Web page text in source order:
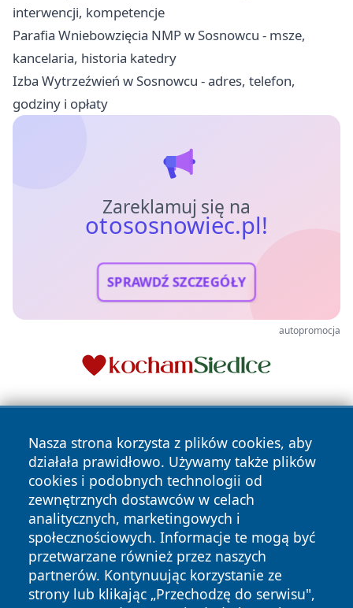
interwencji, kompetencje
Parafia Wniebowzięcia NMP w Sosnowcu - msze,
kancelaria, historia katedry
Izba Wytrzeźwień w Sosnowcu - adres, telefon,
godziny i opłaty
Zareklamuj się na
otososnowiec.pl!
SPRAWDŹ SZCZEGÓŁY
autopromocja
Nasza strona korzysta z plików cookies, aby
działała prawidłowo. Używamy także plików
cookies i podobnych technologii od
zewnętrznych dostawców w celach
analitycznych, marketingowych i
społecznościowych. Informacje te mogą być
przetwarzane również przez naszych
partnerów. Kontynuując korzystanie ze
strony lub klikając „Przechodzę do serwisu",
Copyright © 2026 otososnowiec.pl Wszystkie prawa
zastrzeżone.
News Autorzy
Polityka
Prywatności
Polityka
Cookies